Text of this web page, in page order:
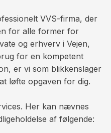
VVS-firma, der
for alle former for
og erhverv i Vejen,
for en kompetent
er vi som blikkenslager
løfte opgaven for dig.
Her kan nævnes
af følgende:​